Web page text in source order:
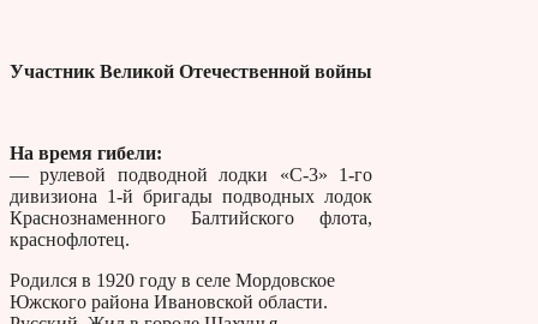
Участник Великой Отечественной войны
На время гибели:
— рулевой подводной лодки «С-3» 1-го
дивизиона 1-й бригады подводных лодок
Краснознаменного Балтийского флота,
краснофлотец.
Родился в 1920 году в селе Мордовское
Южского района Ивановской области.